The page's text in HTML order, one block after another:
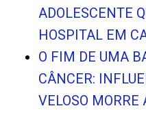
ADOLESCENTE
HOSPITAL EM
O FIM DE UMA
CÂNCER:
VELOSO MORRE